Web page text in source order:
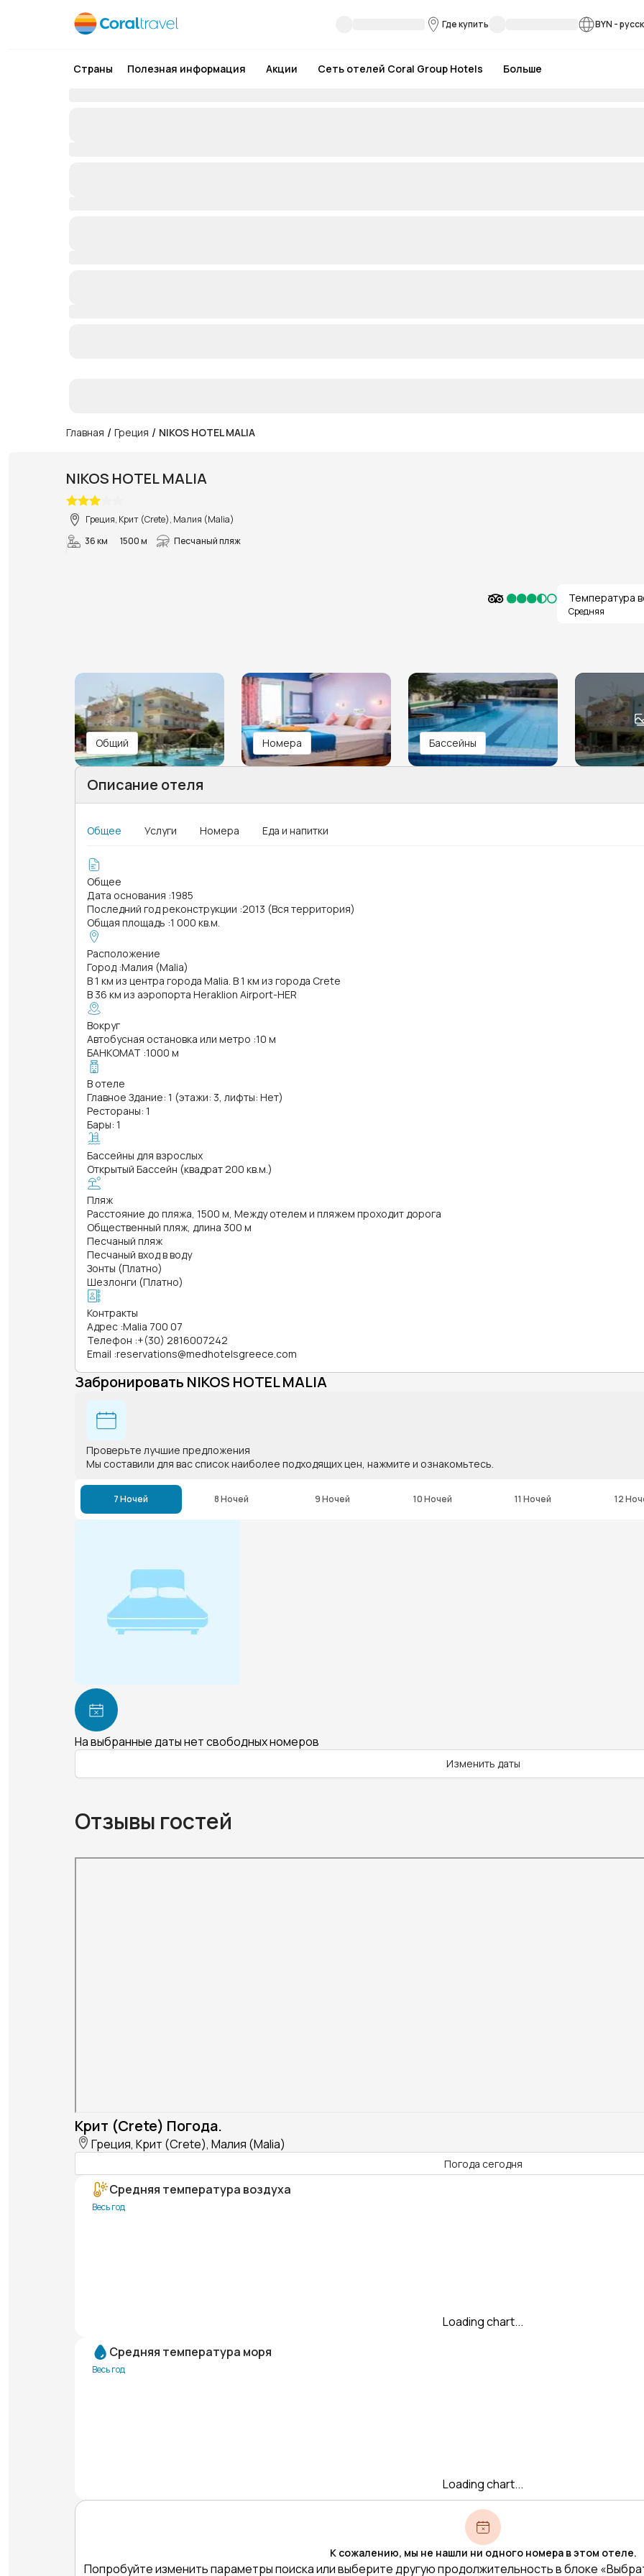
Где купить BYN -
Страны Полезная информация Акции Сеть отелей Coral Group Hotels Больше
Главная / Греция / NIKOS HOTEL MALIA
NIKOS HOTEL MALIA
Греция, Крит (Crete), Малия (Malia)
36 км
1500 м Песчаный пляж
Температура
Средняя
Общий Номера Бассейны
Описание отеля
Общее Услуги Номера Еда и напитки
Общее
Дата основания :1985
Последний год реконструкции :2013 (Вся территория)
Общая площадь :1 000 кв.м.
Расположение
Город :Малия (Malia)
В 1 км из центра города Malia. В 1 км из города Crete
В 36 км из аэропорта Heraklion Airport-HER
Вокруг
Автобусная остановка или метро :10 м
БАНКОМАТ :1000 м
В отеле
Главное Здание: 1 (этажи: 3, лифты: Нет)
Рестораны: 1
Бары: 1
Бассейны для взрослых
Открытый Бассейн (квадрат 200 кв.м.)
Пляж
Расстояние до пляжа, 1500 м, Между отелем и пляжем проходит дорога
Общественный пляж, длина 300 м
Песчаный пляж
Песчаный вход в воду
Зонты (Платно)
Шезлонги (Платно)
Контракты
Адрес :Malia 700 07
Телефон :+(30) 2816007242
Email :reservations@medhotelsgreece.com
Забронировать NIKOS HOTEL MALIA
Проверьте лучшие предложения
Мы составили для вас список наиболее подходящих цен, нажмите и ознакомьтесь.
7 Ночей 8 Ночей 9 Ночей 10 Ночей 11 Ночей 12
На выбранные даты нет свободных номеров
Изменить даты
Отзывы гостей
Крит (Crete) Погода.
Греция, Крит (Crete), Малия (Malia)
Погода сегодня
Средняя температура воздуха
Весь год
Loading chart...
Средняя температура моря
Весь год
Loading chart...
К сожалению, мы не нашли ни одного номера в этом отеле.
Попробуйте изменить параметры поиска или выберите другую продолжительность в блоке